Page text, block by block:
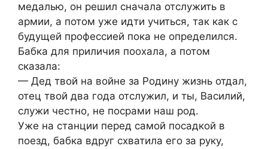
медалью, он решил сначала отслужить в
армии, а потом уже идти учиться, так как с
будущей профессией пока не определился.
Бабка для приличия поохала, а потом
сказала:
— Дед твой на войне за Родину жизнь отдал,
отец твой два года отслужил, и ты, Василий,
служи честно, не посрами наш род.
Уже на станции перед самой посадкой в
поезд, бабка вдруг схватила его за руку,